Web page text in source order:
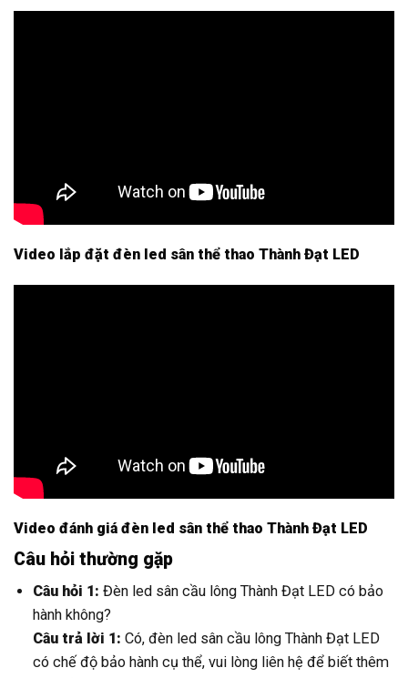
Video lắp đặt đèn led sân thể thao Thành Đạt LED
Video đánh giá đèn led sân thể thao Thành Đạt LED
Câu hỏi thường gặp
Câu hỏi 1: Đèn led sân cầu lông Thành Đạt LED có bảo
hành không?
Câu trả lời 1: Có, đèn led sân cầu lông Thành Đạt LED
có chế độ bảo hành cụ thể, vui lòng liên hệ để biết thêm